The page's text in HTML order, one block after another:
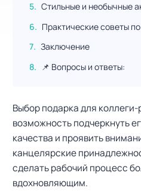
Выбор подарка для
возможность подчеркнуть
качества и проявить
канцелярские
сделать рабочий процесс
вдохновляющим.
Стильные и необычные
Практические советы
Заключение
📌 Вопросы и ответы: